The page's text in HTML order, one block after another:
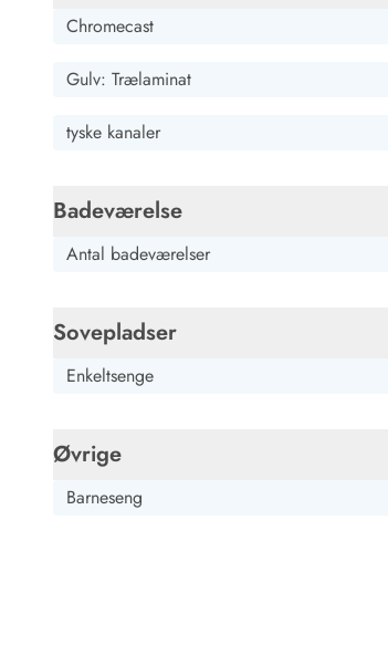
LejebetingelserChromecast
Gulv: Trælaminat
tyske kanaler
Badeværelse
Antal badeværelser
Sovepladser
Enkeltsenge
Øvrige
Barneseng